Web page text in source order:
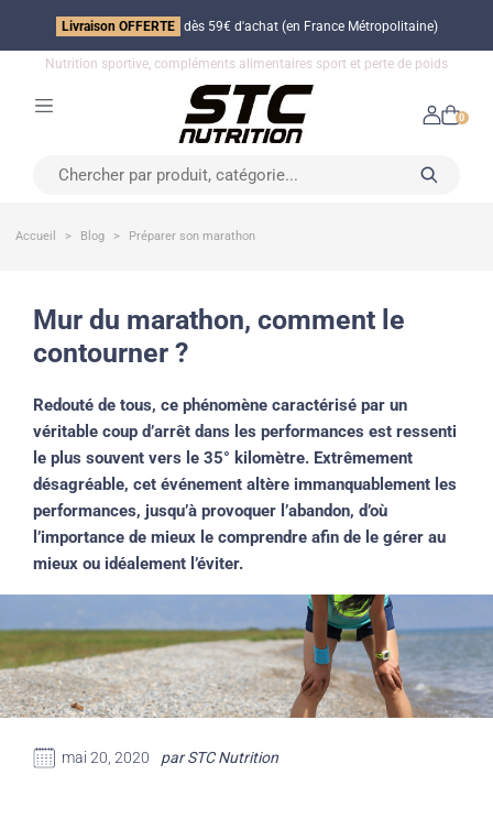
Livraison OFFERTE dès 59€ d'achat (en France Métropolitaine)
Nutrition sportive, compléments alimentaires sport et perte de poids
0
Accueil Blog Préparer son marathon
mur du marathon, comment le
contourner ?
Redouté de tous, ce phénomène caractérisé par un
véritable coup d’arrêt dans les performances est ressenti
le plus souvent vers le 35° kilomètre. Extrêmement
désagréable, cet événement altère immanquablement les
performances, jusqu’à provoquer l’abandon, d’où
l’importance de mieux le comprendre afin de le gérer au
mieux ou idéalement l’éviter.
mai 20, 2020 par STC Nutrition